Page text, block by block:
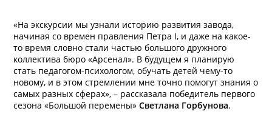
«На экскурсии мы узнали историю развития завода,
начиная со времен правления Петра I, и даже на какое-
то время словно стали частью большого дружного
коллектива бюро «Арсенал». В будущем я планирую
стать педагогом-психологом, обучать детей чему-то
новому, и в этом стремлении мне точно помогут знания о
самых разных сферах», – рассказала победитель первого
сезона «Большой перемены» Светлана Горбунова.